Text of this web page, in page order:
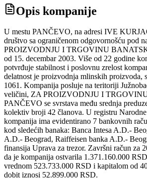
Opis kompanije
U mestu PANČEVO, na adresi IVE
društvo sa ograničenom odgovornošću pod
PROIZVODNJU I TRGOVINU
od 15. decembar 2003. Više od 22 godine
potvrđuje stabilnost i poslovnu zrelost
delatnost je proizvodnja mlinskih proizvoda,
1061. Kompanija posluje na teritoriji
veličini, ZA PROIZVODNJU I
PANČEVO se svrstava među srednja
kolektiv broji 42 članova. U registru
kompanija ima evidentirano 7 bankovnih
kod sledećih banaka: Banca Intesa A.D.-
A.D.- Beograd, Raiffeisen banka A.D.-
finansija Uprava za trezor. Završni račun za
da je kompanija ostvarila 1.371.160.000
vrednom 523.733.000 RSD i kapitalom od
dobit iznosi 52.899.000 RSD.